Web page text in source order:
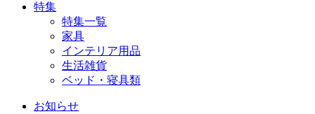
特集
特集一覧
家具
インテリア用品
生活雑貨
ベッド・寝具類
お知らせ